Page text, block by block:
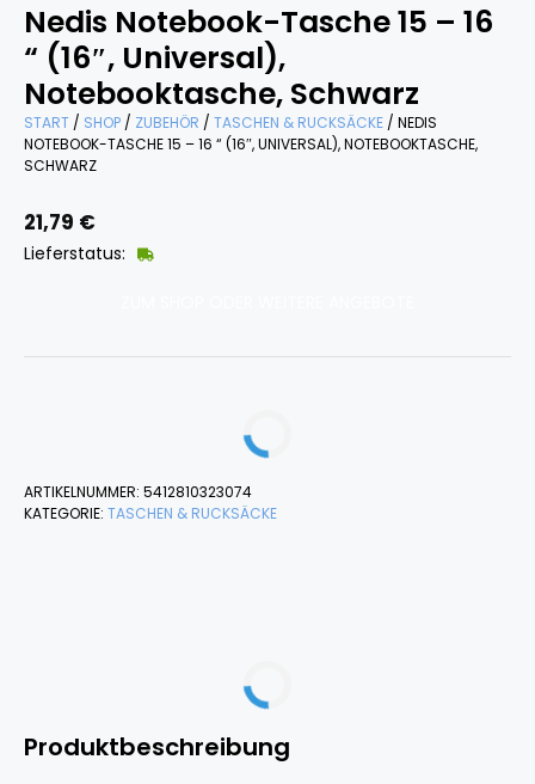
Nedis Notebook-Tasche 15 – 16
“ (16″, Universal),
Notebooktasche, Schwarz
START / SHOP / ZUBEHÖR / TASCHEN & RUCKSÄCKE / NEDIS
NOTEBOOK-TASCHE 15 – 16 “ (16″, UNIVERSAL), NOTEBOOKTASCHE,
SCHWARZ
21,79 €
Lieferstatus:
ARTIKELNUMMER: 5412810323074
KATEGORIE: TASCHEN & RUCKSÄCKE
Produktbeschreibung